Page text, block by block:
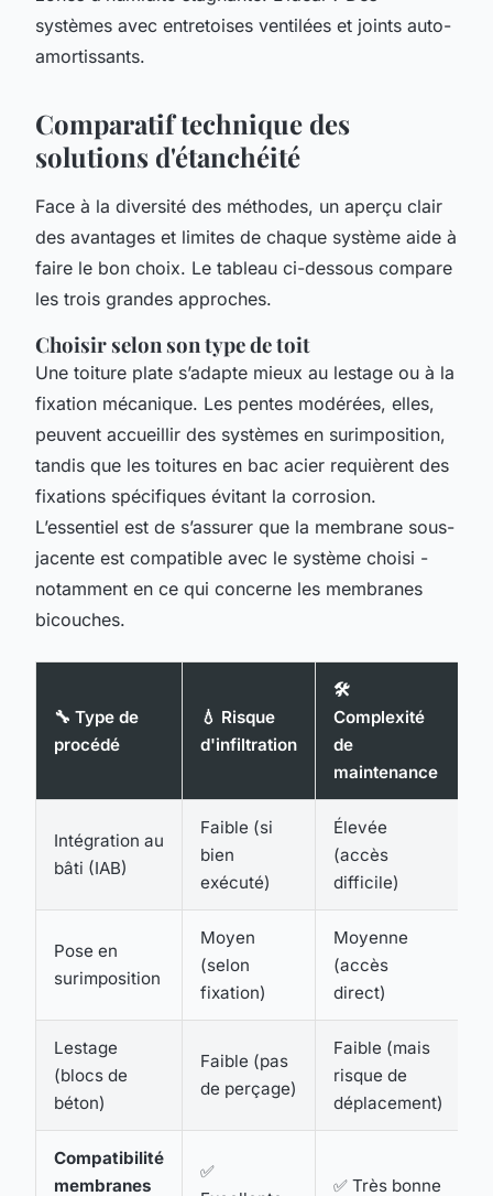
systèmes avec entretoises ventilées et joints auto-
amortissants.
Comparatif technique des
solutions d'étanchéité
Face à la diversité des méthodes, un aperçu clair
des avantages et limites de chaque système aide à
faire le bon choix. Le tableau ci-dessous compare
les trois grandes approches.
Choisir selon son type de toit
Une toiture plate s’adapte mieux au lestage ou à la
fixation mécanique. Les pentes modérées, elles,
peuvent accueillir des systèmes en surimposition,
tandis que les toitures en bac acier requièrent des
fixations spécifiques évitant la corrosion.
L’essentiel est de s’assurer que la membrane sous-
jacente est compatible avec le système choisi -
notamment en ce qui concerne les membranes
bicouches.
🔧 Type de
procédé
💧 Risque
d'infiltration
🛠️
Complexité
de
maintenance
Intégration au
bâti (IAB)
Faible (si
bien
exécuté)
Élevée
(accès
difficile)
Pose en
surimposition
Moyen
(selon
fixation)
Moyenne
(accès
direct)
Lestage
(blocs de
béton)
Faible (pas
de perçage)
Faible (mais
risque de
déplacement)
Compatibilité
membranes
✅
✅ Très bonne